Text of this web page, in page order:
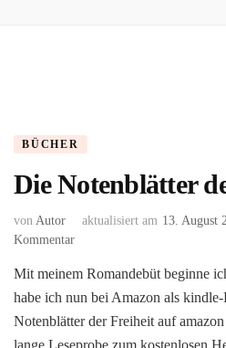
BÜCHER
Die Notenblätter
von Autor aktualisiert am 13. August
Kommentarzu
Notenblätter
der
Freiheit
Mit meinem Romandebüt beginne
habe ich nun bei Amazon als
Notenblätter der Freiheit auf
lange Leseprobe zum kostenlosen